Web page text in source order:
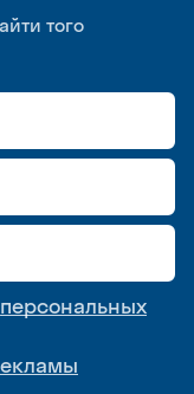
того
персональных